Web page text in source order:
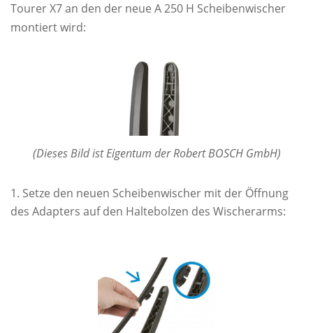
Tourer X7 an den der neue A 250 H Scheibenwischer
montiert wird:
(Dieses Bild ist Eigentum der Robert BOSCH GmbH)
Setze den neuen Scheibenwischer mit der Öffnung
des Adapters auf den Haltebolzen des Wischerarms: